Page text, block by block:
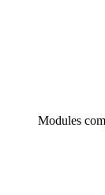
Modules